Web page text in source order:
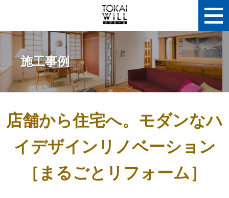
施工事例
店舗から住宅へ。モダンなハ
イデザインリノベーション
［まるごとリフォーム］